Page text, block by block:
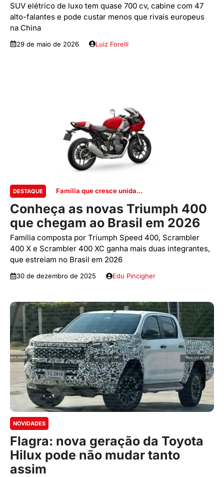
SUV elétrico de luxo tem quase 700 cv, cabine com 47
alto-falantes e pode custar menos que rivais europeus
na China
29 de maio de 2026 Luiz Forelli
DESTAQUE Família que cresce unida...
Conheça as novas Triumph 400
que chegam ao Brasil em 2026
Família composta por Triumph Speed 400, Scrambler
400 X e Scrambler 400 XC ganha mais duas integrantes,
que estreiam no Brasil em 2026
30 de dezembro de 2025 Edu Pincigher
NOVIDADES
Flagra: nova geração da Toyota
Hilux pode não mudar tanto
assim